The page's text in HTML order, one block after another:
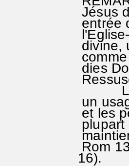
Jésus
entrée
divine,
dies
Le
un
et les
plupart
Rom